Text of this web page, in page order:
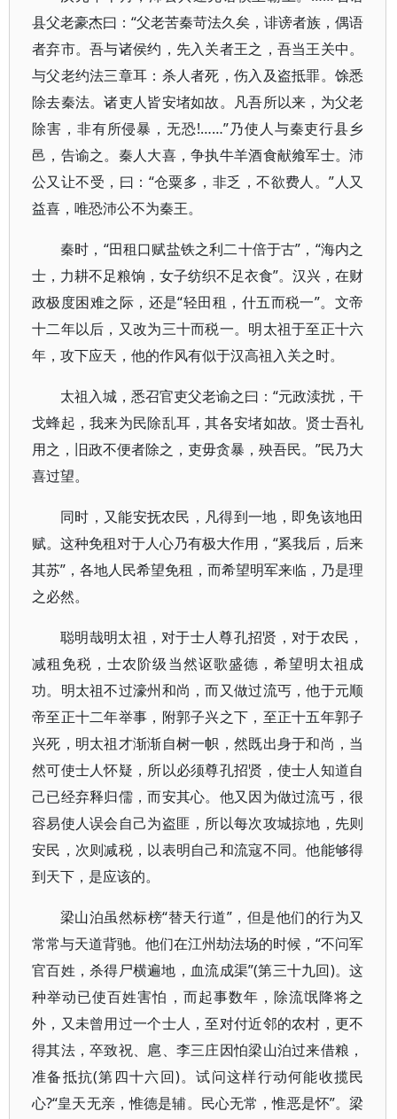
县父老豪杰曰：“父老苦秦苛法久矣，诽谤者族，偶语
者弃市。吾与诸侯约，先入关者王之，吾当王关中。
与父老约法三章耳：杀人者死，伤入及盗抵罪。馀悉
除去秦法。诸吏人皆安堵如故。凡吾所以来，为父老
除害，非有所侵暴，无恐!……”乃使人与秦吏行县乡
邑，告谕之。秦人大喜，争执牛羊酒食献飨军士。沛
公又让不受，曰：“仓粟多，非乏，不欲费人。”人又
益喜，唯恐沛公不为秦王。
秦时，“田租口赋盐铁之利二十倍于古”，“海内之
士，力耕不足粮饷，女子纺织不足衣食”。汉兴，在财
政极度困难之际，还是“轻田租，什五而税一”。文帝
十二年以后，又改为三十而税一。明太祖于至正十六
年，攻下应天，他的作风有似于汉高祖入关之时。
太祖入城，悉召官吏父老谕之曰：“元政渎扰，干
戈蜂起，我来为民除乱耳，其各安堵如故。贤士吾礼
用之，旧政不便者除之，吏毋贪暴，殃吾民。”民乃大
喜过望。
同时，又能安抚农民，凡得到一地，即免该地田
赋。这种免租对于人心乃有极大作用，“奚我后，后来
其苏”，各地人民希望免租，而希望明军来临，乃是理
之必然。
聪明哉明太祖，对于士人尊孔招贤，对于农民，
减租免税，士农阶级当然讴歌盛德，希望明太祖成
功。明太祖不过濠州和尚，而又做过流丐，他于元顺
帝至正十二年举事，附郭子兴之下，至正十五年郭子
兴死，明太祖才渐渐自树一帜，然既出身于和尚，当
然可使士人怀疑，所以必须尊孔招贤，使士人知道自
己已经弃释归儒，而安其心。他又因为做过流丐，很
容易使人误会自己为盗匪，所以每次攻城掠地，先则
安民，次则减税，以表明自己和流寇不同。他能够得
到天下，是应该的。
梁山泊虽然标榜“替天行道”，但是他们的行为又
常常与天道背驰。他们在江州劫法场的时候，“不问军
官百姓，杀得尸横遍地，血流成渠”(第三十九回)。这
种举动已使百姓害怕，而起事数年，除流氓降将之
外，又未曾用过一个士人，至对付近邻的农村，更不
得其法，卒致祝、扈、李三庄因怕梁山泊过来借粮，
准备抵抗(第四十六回)。试问这样行动何能收揽民
心?“皇天无亲，惟德是辅。民心无常，惟恶是怀”。梁